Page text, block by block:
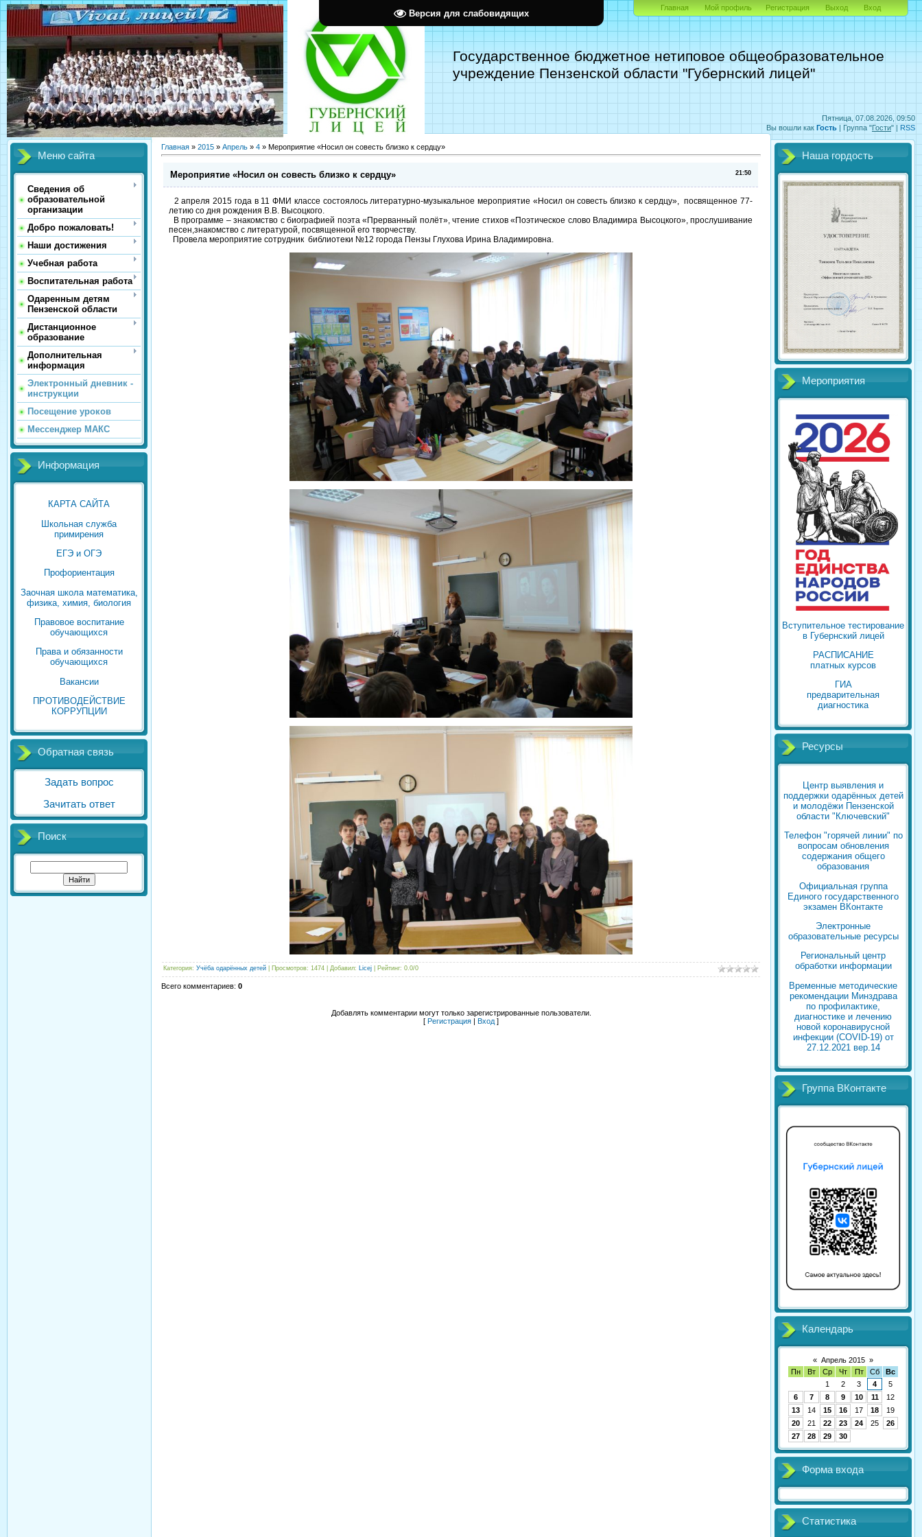
Версия для слабовидящих
Пятница, 07.08.2026, 09:50
Вы вошли как Гость | Группа "Гости" | RSS
Государственное бюджетное нетиповое общеобразовательное
учреждение Пензенской области "Губернский лицей"
Главная Мой профиль Регистрация Выход Вход
Меню сайта
Сведения об
образовательной
организации
Добро пожаловать!
Наши достижения
Учебная работа
Воспитательная работа
Одаренным детям
Пензенской области
Дистанционное
образование
Дополнительная
информация
Электронный дневник -
инструкции
Посещение уроков
Мессенджер МАКС
Информация
КАРТА САЙТА
Школьная служба
примирения
ЕГЭ и ОГЭ
Профориентация
Заочная школа математика,
физика, химия, биология
Правовое воспитание
обучающихся
Права и обязанности
обучающихся
Вакансии
ПРОТИВОДЕЙСТВИЕ
КОРРУПЦИИ
Обратная связь
Задать вопрос
Зачитать ответ
Поиск
Главная » 2015 » Апрель » 4 » Мероприятие «Носил он совесть близко к сердцу»
21:50
Мероприятие «Носил он совесть близко к сердцу»
2 апреля 2015 года в 11 ФМИ классе состоялось литературно-музыкальное мероприятие «Носил он совесть близко к сердцу», посвященное 77-
летию со дня рождения В.В. Высоцкого.
В программе –знакомство с биографией поэта «Прерванный полёт», чтение стихов «Поэтическое слово Владимира Высоцкого», прослушивание
песен,знакомство с литературой, посвященной его творчеству.
Провела мероприятие сотрудник библиотеки №12 города Пензы Глухова Ирина Владимировна.
Категория: Учёба одарённых детей Просмотров: 1474 | Добавил: Licej Рейтинг: 0.0/0
Всего комментариев: 0
Добавлять комментарии могут только зарегистрированные пользователи.
[ Регистрация | Вход ]
Наша гордость
Мероприятия
Вступительное тестирование
в Губернский лицей
РАСПИСАНИЕ
платных курсов
ГИА
предварительная
диагностика
Ресурсы
Центр выявления и
поддержки одарённых детей
и молодёжи Пензенской
области "Ключевский"
Телефон "горячей линии" по
вопросам обновления
содержания общего
образования
Официальная группа
Единого государственного
экзамен ВКонтакте
Электронные
образовательные ресурсы
Региональный центр
обработки информации
Временные методические
рекомендации Минздрава
по профилактике,
диагностике и лечению
новой коронавирусной
инфекции (COVID-19) от
27.12.2021 вер.14
Группа ВКонтакте
Календарь
« Апрель 2015 »
Пн
Вт Ср Чт Пт Сб
Вс
1
2 3 4
5
6
7 8 9 10 11
12
13
14 15 16 17 18
19
20
21 22 23 24 25
26
27
28 29 30
Форма входа
Статистика